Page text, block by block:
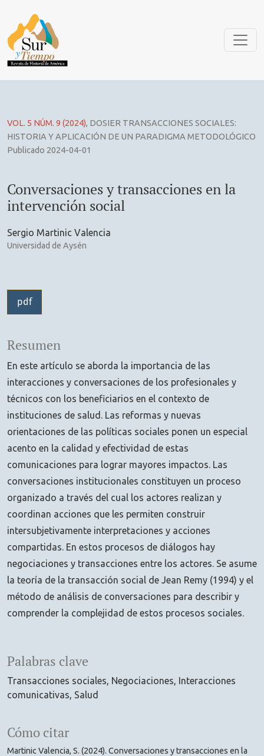
VOL. 5 NÚM. 9 (2024), DOSIER TRANSACCIONES SOCIALES:
HISTORIA Y APLICACIÓN DE UN PARADIGMA METODOLÓGICO
Conversaciones y transacciones en la
intervención social
Publicado 2024-04-01
Sergio Martinic Valencia
Universidad de Aysén
pdf
Palabras clave
Transacciones sociales Negociaciones
Interacciones
comunicativas Salud
Cómo citar
Martinic Valencia, S. (2024). Conversaciones y transacciones en la
Resumen
En este artículo se aborda la importancia de las
interacciones y conversaciones de los profesionales y
técnicos con los beneficiarios en el contexto de
instituciones de salud. Las reformas y nuevas
orientaciones de las políticas sociales ponen un especial
acento en la calidad y efectividad de estas
comunicaciones para lograr mayores impactos. Las
conversaciones institucionales constituyen un proceso
organizado a través del cual los actores realizan y
coordinan acciones que les permiten construir
intersubjetivamente interpretaciones y acciones
compartidas. En estos procesos de diálogos hay
negociaciones y transacciones entre los actores. Se asume
la teoría de la transacción social de Jean Remy (1994) y el
método de análisis de conversaciones para describir y
comprender la complejidad de estos procesos sociales.